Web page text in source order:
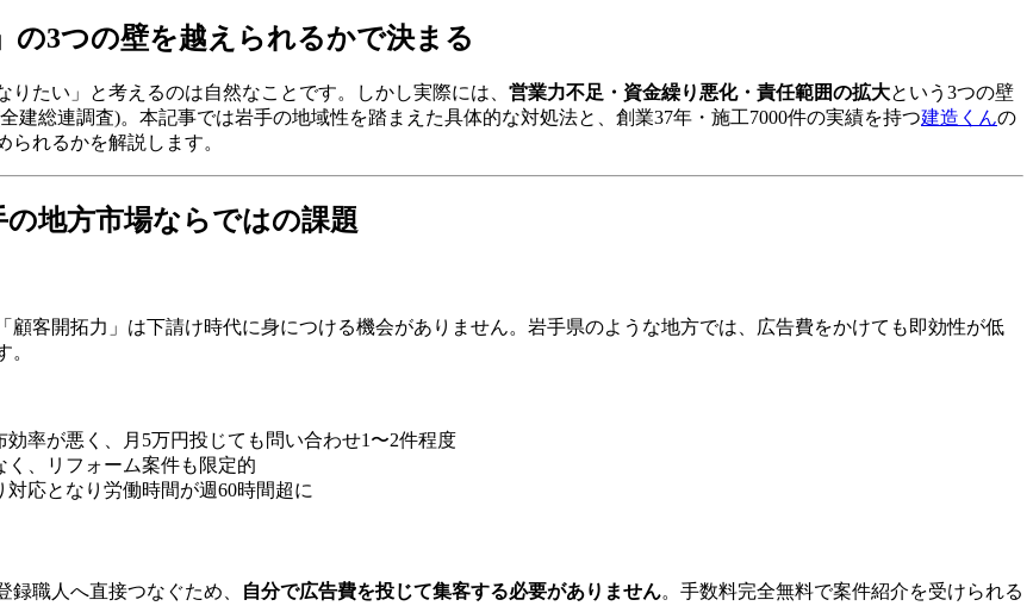
の3つの壁を越えられるかで決まる
たい」と考えるのは自然なことです。しかし実際には、 営業力不足・資金繰り悪化・責任範囲の拡大という3つの壁
建総連調査)。本記事では岩手の地域性を踏まえた具体的な対処法と、創業37年・施工7000件の実績を持つ建造くんの
れるかを解説します。
地方市場ならではの課題
客開拓力」は下請け時代に身につける機会がありません。岩手県のような地方では、広告費をかけても即効性が低
。
率が悪く、月5万円投じても問い合わせ1〜2件程度
、リフォーム案件も限定的
応となり労働時間が週60時間超に
職人へ直接つなぐため、 自分で広告費を投じて集客する必要がありません。手数料完全無料で案件紹介を受けられる